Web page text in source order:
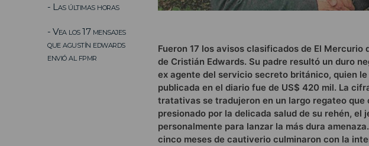
- Las últimas horas
- Vea los 17 mensajes
que agustín edwards
envió al fpmr
Fueron 17 los avisos clasificados de El
de Cristián Edwards. Su padre resultó un duro
ex agente del servicio secreto británico, quien
publicada en el diario fue de US$ 420 mil. La
tratativas se tradujeron en un largo regateo que
presionado por la delicada salud de su rehén,
personalmente para lanzar la más dura
cinco meses de cautiverio culminaron con la